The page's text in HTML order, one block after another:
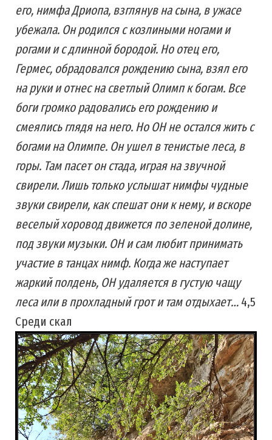
его, нимфа Дриопа, взглянув на сына, в ужасе
убежала. Он родился с козлиными ногами и
рогами и с длинной бородой. Но отец его,
Гермес, обрадовался рождению сына, взял его
на руки и отнес на светлый Олимп к богам. Все
боги громко радовались его рождению и
смеялись глядя на него. Но ОН не остался жить с
богами на Олимпе. Он ушел в тенистые леса, в
горы. Там пасет он стада, играя на звучной
свирели. Лишь только услышат нимфы чудные
звуки свирели, как спешат они к нему, и вскоре
веселый хоровод движется по зеленой долине,
под звуки музыки. ОН и сам любит принимать
участие в танцах нимф. Когда же наступает
жаркий полдень, ОН удаляется в густую чащу
леса или в прохладный грот и там отдыхает…4,5
Среди скал